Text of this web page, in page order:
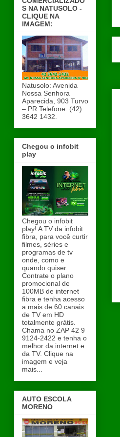
S NA NATUSOLO -
CLIQUE NA
IMAGEM:
Natusolo: Avenida
Nossa Senhora
Aparecida, 903 Turvo
– PR Telefone: (42)
3642 1432.
Chegou o infobit
play
Chegou o infobit
play! A TV da infobit
fibra, para você curtir
filmes, séries e
programas de tv
onde, como e
quando quiser.
Contrate o plano
promocional de
100MB de internet
fibra e tenha acesso
a mais de 60 canais
de TV em HD
totalmente grátis.
Chama no ZAP 42 9
9124-2422 e tenha o
melhor da internet e
da TV. Clique na
imagem e veja
mais...
AUTO ESCOLA
MORENO